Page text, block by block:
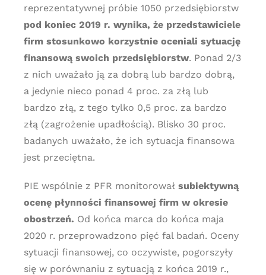
reprezentatywnej próbie 1050 przedsiębiorstw
pod koniec 2019 r. wynika, że przedstawiciele
firm stosunkowo korzystnie oceniali sytuację
finansową swoich przedsiębiorstw. Ponad 2/3
z nich uważało ją za dobrą lub bardzo dobrą,
a jedynie nieco ponad 4 proc. za złą lub
bardzo złą, z tego tylko 0,5 proc. za bardzo
złą (zagrożenie upadłością). Blisko 30 proc.
badanych uważało, że ich sytuacja finansowa
jest przeciętna.
PIE wspólnie z PFR monitorował subiektywną
ocenę płynności finansowej firm w okresie
obostrzeń. Od końca marca do końca maja
2020 r. przeprowadzono pięć fal badań. Oceny
sytuacji finansowej, co oczywiste, pogorszyły
się w porównaniu z sytuacją z końca 2019 r.,